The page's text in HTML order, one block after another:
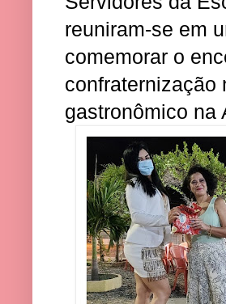
reuniram-se em
comemorar o
confraternização
gastronômico na